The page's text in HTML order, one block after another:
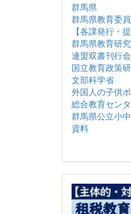
群馬県
群馬県教育委
【各課発行・
群馬県教育研
連盟双書刊行会
国立教育政策
文部科学省
外国人の子供
総合教育セン
群馬県公立小
資料